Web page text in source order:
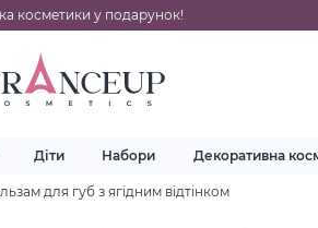
косметики у подарунок!
Діти Набори Декоративна
для губ з ягідним відтінком